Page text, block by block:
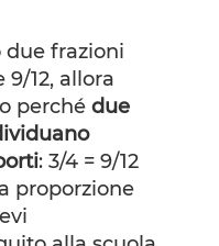
due frazioni
e 9/12, allora
perché due
: 3/4 = 9/12
proporzione